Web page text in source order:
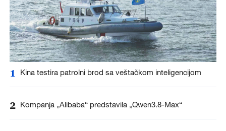
1 Kina testira patrolni brod sa veštačkom inteligencijom
2 Kompanja „Alibaba“ predstavila „Qwen3.8-Max“